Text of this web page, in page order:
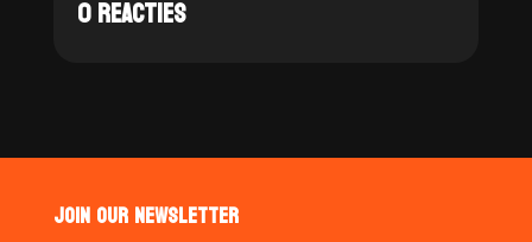
0 REACTIES
JOIN OUR NEWSLETTER